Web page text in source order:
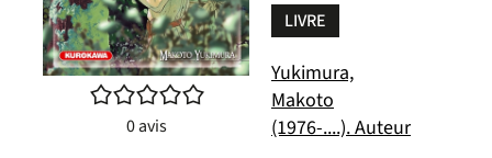
/5
0avis
LIVRE
Yukimura,
Makoto
(1976-....). Auteur